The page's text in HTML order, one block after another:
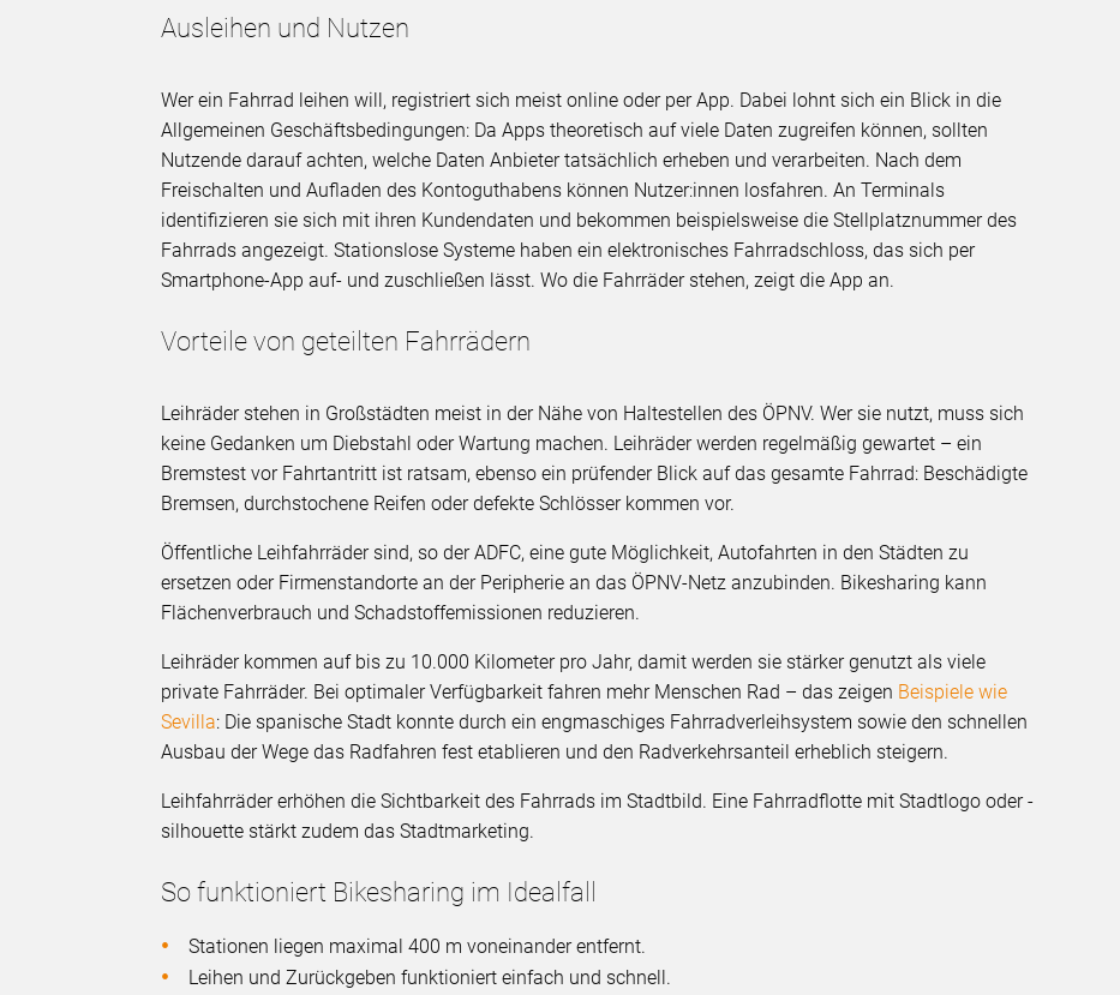
Ausleihen und Nutzen
Wer ein Fahrrad leihen will, registriert sich meist online oder per App. Dabei lohnt sich ein Blick in die
Allgemeinen Geschäftsbedingungen: Da Apps theoretisch auf viele Daten zugreifen können, sollten
Nutzende darauf achten, welche Daten Anbieter tatsächlich erheben und verarbeiten. Nach dem
Freischalten und Aufladen des Kontoguthabens können Nutzer:innen losfahren. An Terminals
identifizieren sie sich mit ihren Kundendaten und bekommen beispielsweise die Stellplatznummer des
Fahrrads angezeigt. Stationslose Systeme haben ein elektronisches Fahrradschloss, das sich per
Smartphone-App auf- und zuschließen lässt. Wo die Fahrräder stehen, zeigt die App an.
Vorteile von geteilten Fahrrädern
Leihräder stehen in Großstädten meist in der Nähe von Haltestellen des ÖPNV. Wer sie nutzt, muss sich
keine Gedanken um Diebstahl oder Wartung machen. Leihräder werden regelmäßig gewartet – ein
Bremstest vor Fahrtantritt ist ratsam, ebenso ein prüfender Blick auf das gesamte Fahrrad: Beschädigte
Bremsen, durchstochene Reifen oder defekte Schlösser kommen vor.
Öffentliche Leihfahrräder sind, so der ADFC, eine gute Möglichkeit, Autofahrten in den Städten zu
ersetzen oder Firmenstandorte an der Peripherie an das ÖPNV-Netz anzubinden. Bikesharing kann
Flächenverbrauch und Schadstoffemissionen reduzieren.
Leihräder kommen auf bis zu 10.000 Kilometer pro Jahr, damit werden sie stärker genutzt als viele
private Fahrräder. Bei optimaler Verfügbarkeit fahren mehr Menschen Rad – das zeigen Beispiele wie
Sevilla: Die spanische Stadt konnte durch ein engmaschiges Fahrradverleihsystem sowie den schnellen
Ausbau der Wege das Radfahren fest etablieren und den Radverkehrsanteil erheblich steigern.
Leihfahrräder erhöhen die Sichtbarkeit des Fahrrads im Stadtbild. Eine Fahrradflotte mit Stadtlogo oder -
silhouette stärkt zudem das Stadtmarketing.
So funktioniert Bikesharing im Idealfall
Stationen liegen maximal 400 m voneinander entfernt.
Leihen und Zurückgeben funktioniert einfach und schnell.